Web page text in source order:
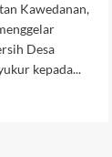
Kawedanan,
Desa
kepada...